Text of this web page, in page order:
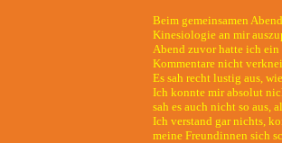
Beim gemeinsamen
Kinesiologie an mir
Abend zuvor hatte ich
Kommentare nicht
Es sah recht lustig aus,
Ich konnte mir absolut
sah es auch nicht so aus,
Ich verstand gar nichts,
meine Freundinnen sich